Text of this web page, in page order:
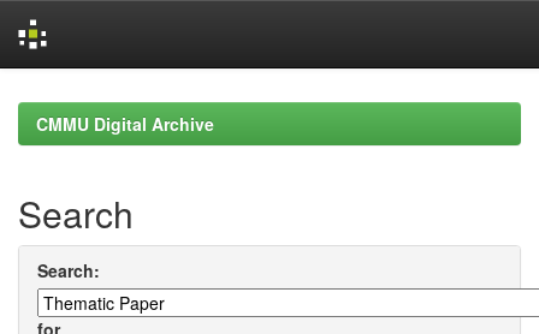
navigationCMMU Digital Archive
Search
Search:
for